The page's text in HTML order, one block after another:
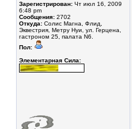
Зарегистрирован: Чт июл 16, 2009
6:48 pm
Сообщения: 2702
Откуда: Солис Магна, Флид,
Эквестрия, Метру Нуи, ул. Герцена,
гастроном 25, палата N6.
Пол:
Элементарная Сила: